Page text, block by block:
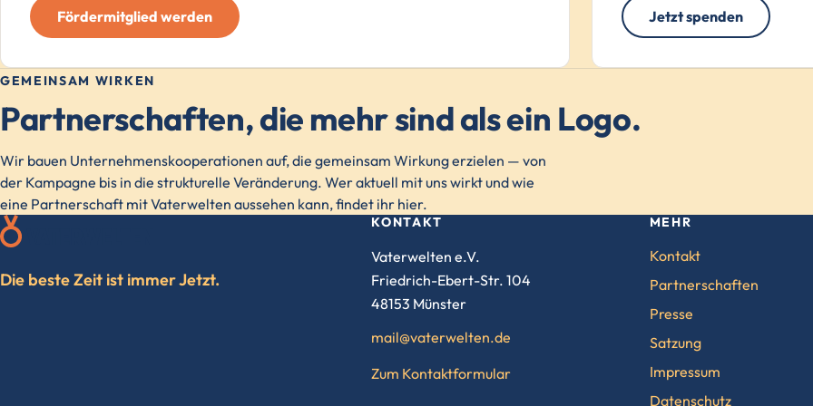
Fördermitglied werden Jetzt spenden
GEMEINSAM WIRKEN
Partnerschaften, die mehr sind als ein Logo.
Wir bauen Unternehmenskooperationen auf, die gemeinsam Wirkung erzielen — von
der Kampagne bis in die strukturelle Veränderung. Wer aktuell mit uns wirkt und wie
eine Partnerschaft mit Vaterwelten aussehen kann, findet ihr hier.
Die beste Zeit ist immer Jetzt.
KONTAKT
Vaterwelten e.V.
Friedrich-Ebert-Str. 104
48153 Münster
mail@vaterwelten.de
Zum Kontaktformular
MEHR
Kontakt
Partnerschaften
Presse
Satzung
Impressum
Datenschutz